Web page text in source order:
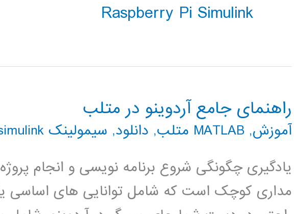
Raspberry Pi Simulink
راهنمای جامع آردوینو در متلب
آموزش, MATLAB متلب , دانلود, سیمولینک simulink
یادگیری چگونگی شروع برنامه نویسی و انجام پروژه
مداری کوچک است که شامل توانایی های اساسی